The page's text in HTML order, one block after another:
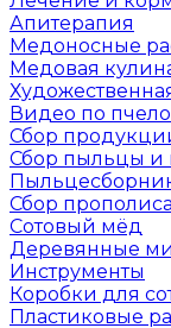
Апитерапия
Медоносные
Медовая
Видео по
Сбор
Сбор пыльцы и
Сбор прополиса
Сотовый мёд
Деревянные
Инструменты
Коробки для
Пластиковые